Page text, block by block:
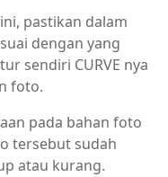
pastikan dalam
dengan yang
sendiri CURVE nya
foto.
pada bahan foto
tersebut sudah
atau kurang.